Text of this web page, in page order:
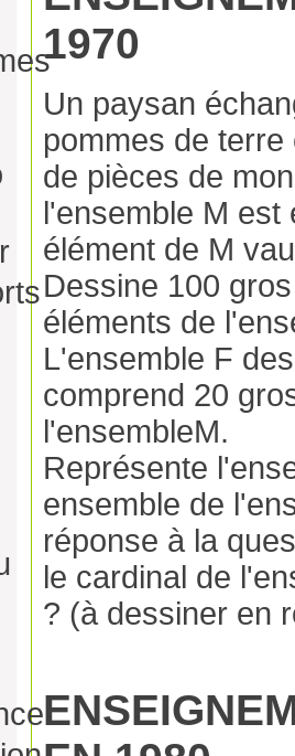
1970
Un paysan
pommes de
de pièces de
l'ensemble M est
élément de M
Dessine 100
éléments de
L'ensemble F
comprend 20
l'ensembleM.
Représente
ensemble de
réponse à la
le cardinal de
? (à dessiner en